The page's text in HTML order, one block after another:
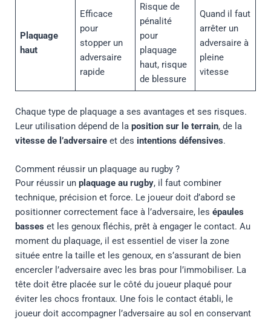
Plaquage
haut
Efficace
pour
stopper un
adversaire
rapide
Risque de
pénalité
pour
plaquage
haut, risque
de blessure
Quand il faut
arrêter un
adversaire à
pleine
vitesse
Chaque type de plaquage a ses avantages et ses risques.
Leur utilisation dépend de la position sur le terrain, de la
vitesse de l’adversaireet des intentions défensives.
Comment réussir un plaquage au rugby ?
Pour réussir un plaquage au rugby, il faut combiner
technique, précision et force. Le joueur doit d’abord se
positionner correctement face à l’adversaire, les épaules
basses et les genoux fléchis, prêt à engager le contact. Au
moment du plaquage, il est essentiel de viser la zone
située entre la taille et les genoux, en s’assurant de bien
encercler l’adversaire avec les bras pour l’immobiliser. La
tête doit être placée sur le côté du joueur plaqué pour
éviter les chocs frontaux. Une fois le contact établi, le
joueur doit accompagner l’adversaire au sol en conservant